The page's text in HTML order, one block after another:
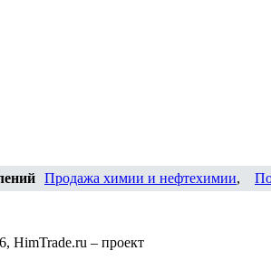
Продажа химии и нефтехимии,
HimTrade.ru – проект